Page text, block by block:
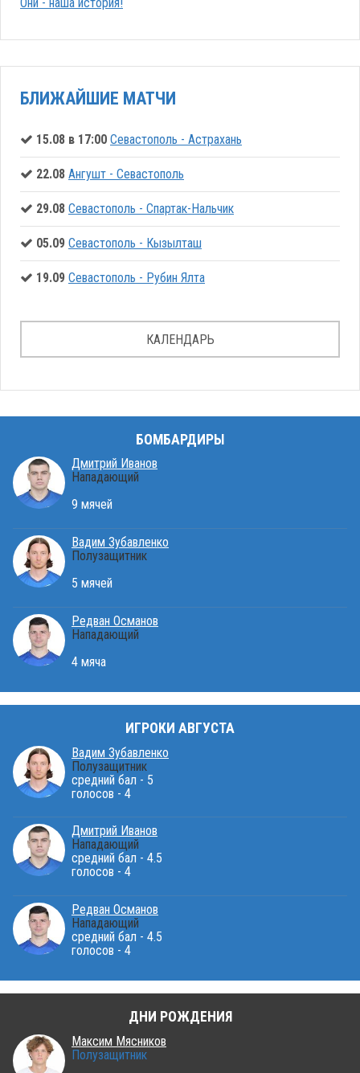
Они - наша история!
БЛИЖАЙШИЕ МАТЧИ
15.08 в 17:00 Севастополь - Астрахань
22.08 Ангушт - Севастополь
29.08 Севастополь - Спартак-Нальчик
05.09 Севастополь - Кызылташ
19.09 Севастополь - Рубин Ялта
КАЛЕНДАРЬ
БОМБАРДИРЫ
Дмитрий Иванов
Нападающий
9 мячей
Вадим Зубавленко
Полузащитник
5 мячей
Редван Османов
Нападающий
4 мяча
ИГРОКИ АВГУСТА
Вадим Зубавленко
Полузащитник
средний бал - 5
голосов - 4
Дмитрий Иванов
Нападающий
средний бал - 4.5
голосов - 4
Редван Османов
Нападающий
средний бал - 4.5
голосов - 4
ДНИ РОЖДЕНИЯ
Максим Мясников
Полузащитник